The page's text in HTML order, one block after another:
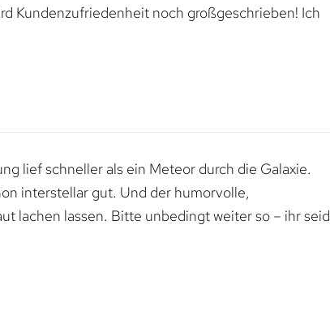
Kundenzufriedenheit noch großgeschrieben! Ich
lief schneller als ein Meteor durch die Galaxie.
interstellar gut. Und der humorvolle,
lachen lassen. Bitte unbedingt weiter so – ihr seid